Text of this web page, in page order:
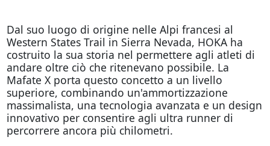
Dal suo luogo di origine nelle Alpi francesi al
Western States Trail in Sierra Nevada, HOKA ha
costruito la sua storia nel permettere agli atleti di
andare oltre ciò che ritenevano possibile. La
Mafate X porta questo concetto a un livello
superiore, combinando un'ammortizzazione
massimalista, una tecnologia avanzata e un design
innovativo per consentire agli ultra runner di
percorrere ancora più chilometri.